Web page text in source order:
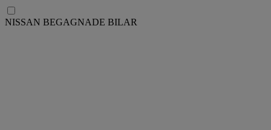
NISSAN BEGAGNADE BILAR